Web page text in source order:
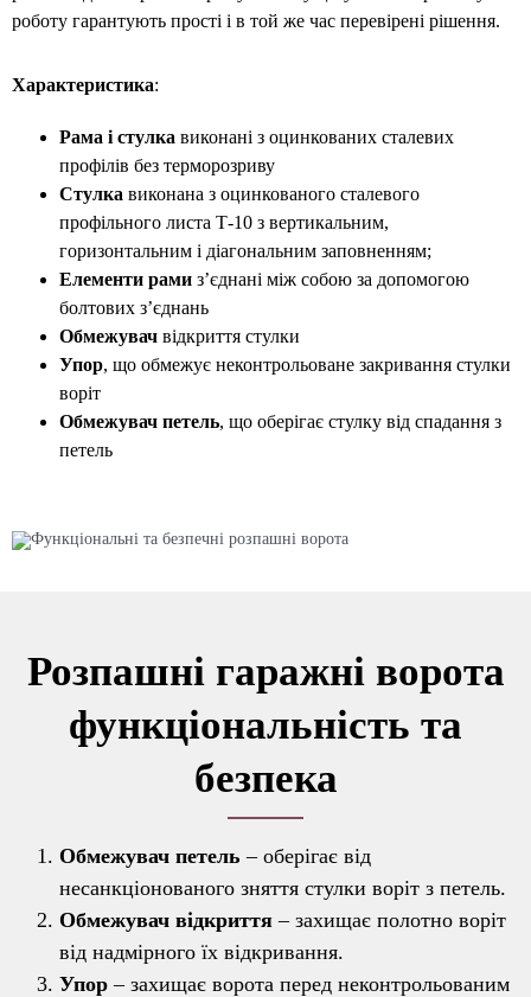
роботу гарантують прості і в той же час перевірені рішення.
Характеристика:
Рама і стулка виконані з оцинкованих сталевих
профілів без терморозриву
Стулка виконана з оцинкованого сталевого
профільного листа Т-10 з вертикальним,
горизонтальним і діагональним заповненням;
Елементи рамиз’єднані між собою за допомогою
болтових з’єднань
Обмежувачвідкриття стулки
Упор, що обмежує неконтрольоване закривання стулки
воріт
Обмежувач петель, що оберігає стулку від спадання з
петель
Розпашні гаражні ворота
функціональність та
безпека
Обмежувач петель – оберігає від
несанкціонованого зняття стулки воріт з петель.
Обмежувач відкриття– захищає полотно воріт
від надмірного їх відкривання.
Упор– захищає ворота перед неконтрольованим